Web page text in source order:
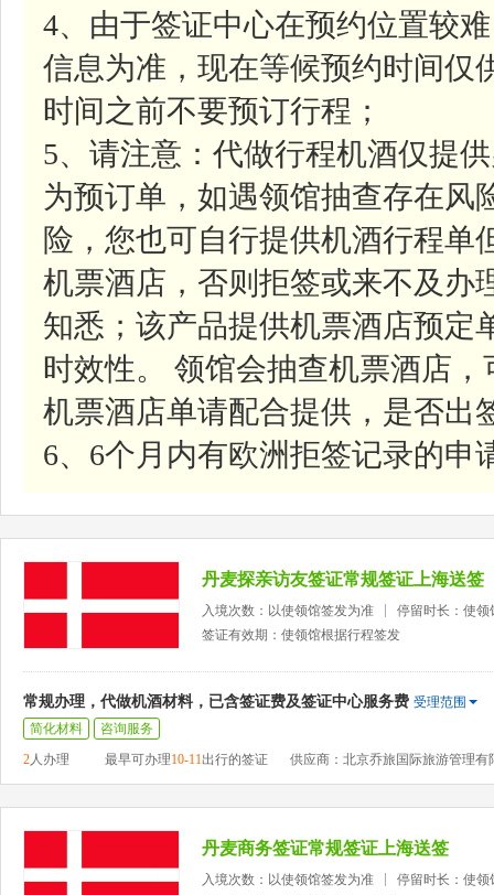
4、由于签证中心在预约位置较
信息为准，现在等候预约时间仅
时间之前不要预订行程；
5、请注意：代做行程机酒仅提
为预订单，如遇领馆抽查存在风
险，您也可自行提供机酒行程单
机票酒店，否则拒签或来不及办
知悉；该产品提供机票酒店预定
时效性。 领馆会抽查机票酒店
机票酒店单请配合提供，是否出
6、6个月内有欧洲拒签记录的申
丹麦探亲访友签证常规签证上海送签
入境次数：以使领馆签发为准
停留时长：使领
签证有效期：使领馆根据行程签发
常规办理，代做机酒材料，已含签证费及签证中心服务费 受理范围
简化材料
咨询服务
2人办理 最早可办理10-11出行的签证 供应商：北京乔旅国际旅游管理有
丹麦商务签证常规签证上海送签
入境次数：以使领馆签发为准
停留时长：使领